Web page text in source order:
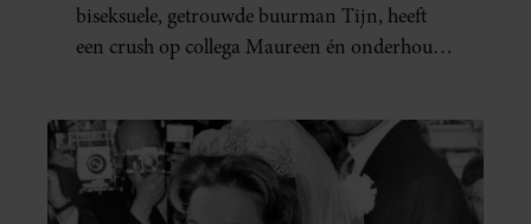
biseksuele, getrouwde buurman Tijn, heeft
een crush op collega Maureen én onderhoudt
lees je in het kort wat er de afgelopen dagen
allemaal in haar leven gebeurde.